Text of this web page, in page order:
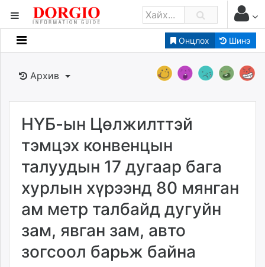
Онцлох Шинэ
Мэдээллийн
Банк санхүү
Бизнес ААН
Төрийн
dorgio.mn
Gogo.mn
caak.mn
news.mn
zindaa.mn
tovch.mn
Архив
НҮБ-ын Цөлжилттэй
тэмцэх конвенцын
талуудын 17 дугаар бага
хурлын хүрээнд 80 мянган
ам метр талбайд дугуйн
зам, явган зам, авто
зогсоол барьж байна